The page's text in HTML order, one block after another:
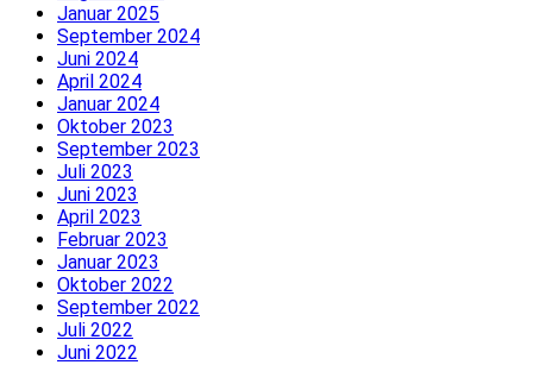
Januar 2025
September 2024
Juni 2024
April 2024
Januar 2024
Oktober 2023
September 2023
Juli 2023
Juni 2023
April 2023
Februar 2023
Januar 2023
Oktober 2022
September 2022
Juli 2022
Juni 2022